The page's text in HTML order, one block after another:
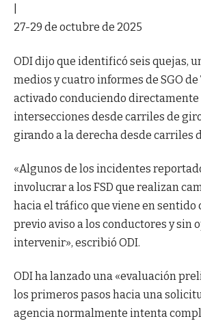
27-29 de octubre de 2025
ODI dijo que identificó seis quejas,
medios y cuatro informes de SGO de
activado conduciendo directamente
intersecciones desde carriles de
girando a la derecha desde carriles
«Algunos de los incidentes
involucrar a los FSD que realizan
hacia el tráfico que viene en sentido
previo aviso a los conductores y sin
intervenir», escribió ODI.
ODI ha lanzado una «evaluación
los primeros pasos hacia una
agencia normalmente intenta